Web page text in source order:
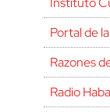
Portal de
Razones
Radio